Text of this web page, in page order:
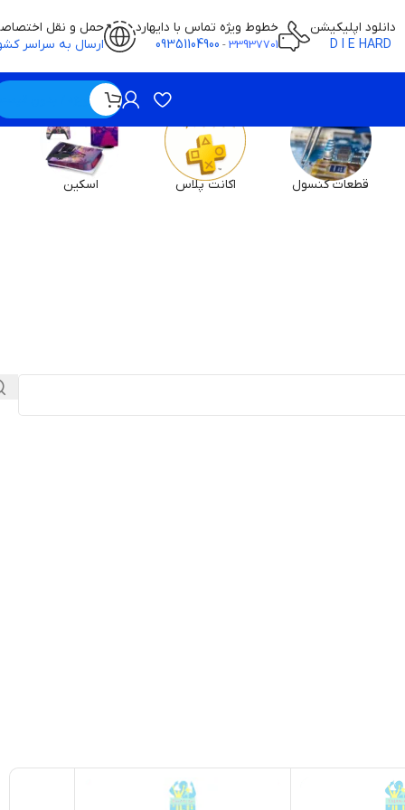
دانلود اپلیکیشن
خطوط ویژه تماس با دایهارد
33937701
-
09351104900
حمل و نقل
ارسال به سراسر
قطعات کنسول اکانت پلاس اسکین